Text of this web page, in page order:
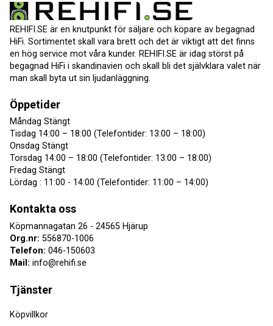
REHIFI.SE är en knutpunkt för säljare och köpare av begagnad
HiFi. Sortimentet skall vara brett och det är viktigt att det finns
en hög service mot våra kunder. REHIFI.SE är idag störst på
begagnad HiFi i skandinavien och skall bli det självklara valet när
man skall byta ut sin ljudanläggning.
Öppetider
Måndag Stängt
Tisdag 14:00 – 18:00 (Telefontider: 13:00 – 18:00)
Onsdag Stängt
Torsdag 14:00 – 18:00 (Telefontider: 13:00 – 18:00)
Fredag Stängt
Lördag : 11:00 - 14:00 (Telefontider: 11:00 – 14:00)
Kontakta oss
Köpmannagatan 26 - 24565 Hjärup
Org.nr: 556870-1006
Telefon: 046-150603
Mail: info@rehifi.se
Tjänster
Köpvillkor